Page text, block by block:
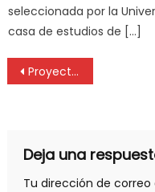
seleccionada por la
casa de estudios de […]
Proyecto Marte: artistas dan color a las prótesis infantiles
Deja una
Tu dirección de